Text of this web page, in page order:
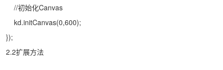
//初始化Canvas
kd.initCanvas(0,600);
});
2.2扩展方法